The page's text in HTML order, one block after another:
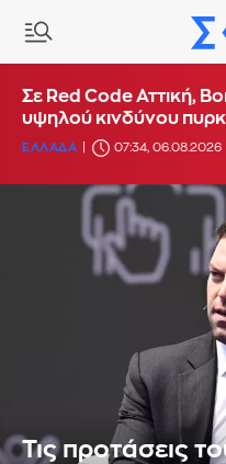
Σε Red Code Αττική,
υψηλού κινδύνου
ΕΛΛΑΔΑ 07:34, 06.08.2026
Τις προτάσεις